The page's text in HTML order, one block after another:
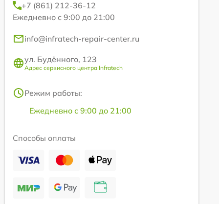
+7 (861) 212-36-12
Ежедневно с 9:00 до 21:00
info@infratech-repair-center.ru
ул. Будённого, 123
Адрес сервисного центра Infratech
Режим работы:
Ежедневно с 9:00 до 21:00
Способы оплаты